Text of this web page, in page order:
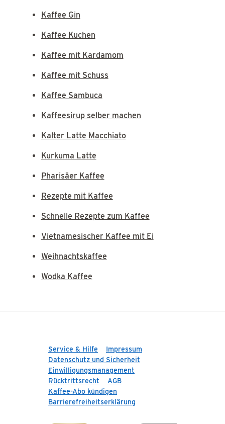
Kaffee Gin
Kaffee Kuchen
Kaffee mit Kardamom
Kaffee mit Schuss
Kaffee Sambuca
Kaffeesirup selber machen
Kalter Latte Macchiato
Kurkuma Latte
Pharisäer Kaffee
Rezepte mit Kaffee
Schnelle Rezepte zum Kaffee
Vietnamesischer Kaffee mit Ei
Weihnachtskaffee
Wodka Kaffee
Service & Hilfe
Impressum
Datenschutz und Sicherheit
Einwilligungsmanagement
Rücktrittsrecht
AGB
Kaffee-Abo kündigen
Barrierefreiheitserklärung